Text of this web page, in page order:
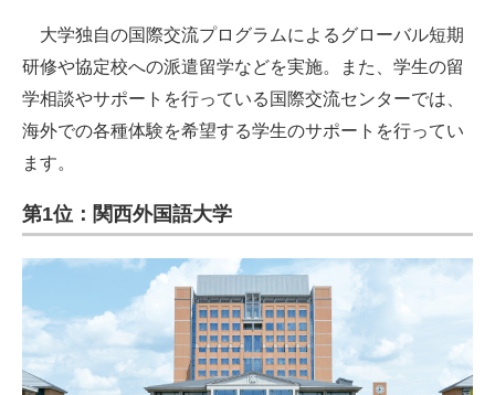
大学独自の国際交流プログラムによるグローバル短期
研修や協定校への派遣留学などを実施。また、学生の留
学相談やサポートを行っている国際交流センターでは、
海外での各種体験を希望する学生のサポートを行ってい
ます。
第1位：関西外国語大学